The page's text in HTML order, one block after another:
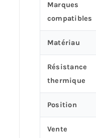
Marques
compatibles
Matériau
Résistance
thermique
Position
Vente